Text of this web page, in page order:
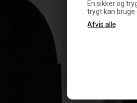
En sikker og
trygt kan bruge